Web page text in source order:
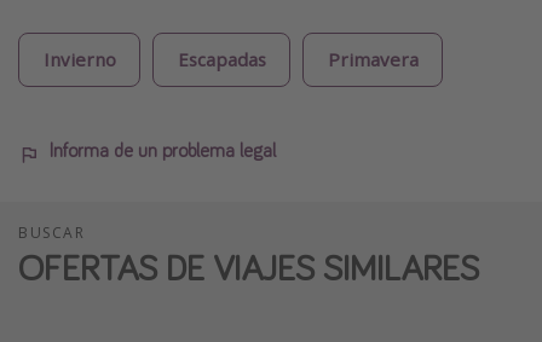
Invierno Escapadas Primavera
Informa de un problema legal
BUSCAR
OFERTAS DE VIAJES SIMILARES